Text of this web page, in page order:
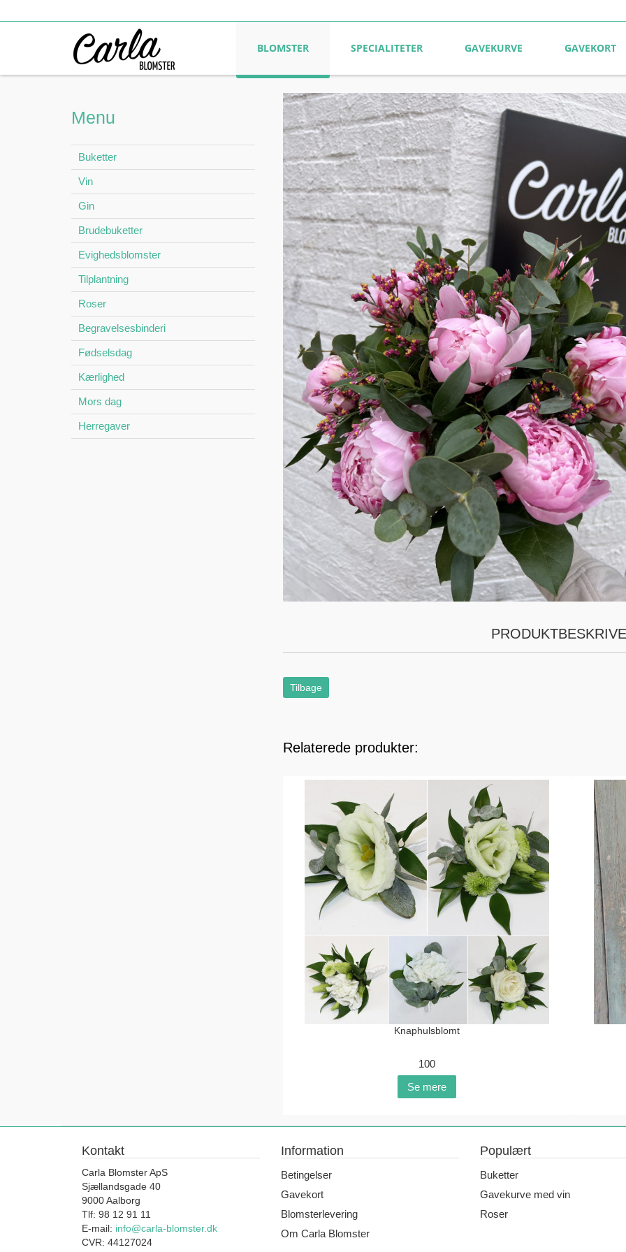
BLOMSTER SPECIALITETER GAVEKURVE GAVEKORT
Menu
Buketter
Vin
Gin
Brudebuketter
Evighedsblomster
Tilplantning
Roser
Begravelsesbinderi
Fødselsdag
Kærlighed
Mors dag
Herregaver
Tilbage
Relaterede produkter:
Knaphulsblomt
100
Se mere
Kontakt
Carla Blomster ApS
Sjællandsgade 40
9000 Aalborg
Tlf: 98 12 91 11
E-mail: info@carla-blomster.dk
CVR: 44127024
Information
Betingelser
Gavekort
Blomsterlevering
Om Carla Blomster
Populært
Buketter
Gavekurve med vin
Roser